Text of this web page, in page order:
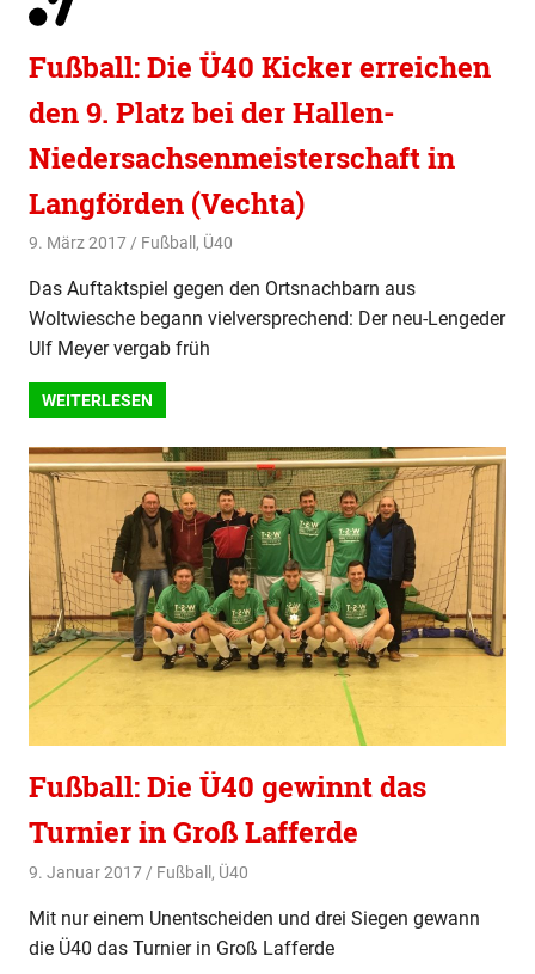
Fußball: Die Ü40 Kicker erreichen
den 9. Platz bei der Hallen-
Niedersachsenmeisterschaft in
Langförden (Vechta)
9. März 2017 svladmin
Fußball , Ü40
Das Auftaktspiel gegen den Ortsnachbarn aus
Woltwiesche begann vielversprechend: Der neu-Lengeder
Ulf Meyer vergab früh
WEITERLESEN
Fußball: Die Ü40 gewinnt das
Turnier in Groß Lafferde
9. Januar 2017 svladmin
Fußball , Ü40
Mit nur einem Unentscheiden und drei Siegen gewann
die Ü40 das Turnier in Groß Lafferde